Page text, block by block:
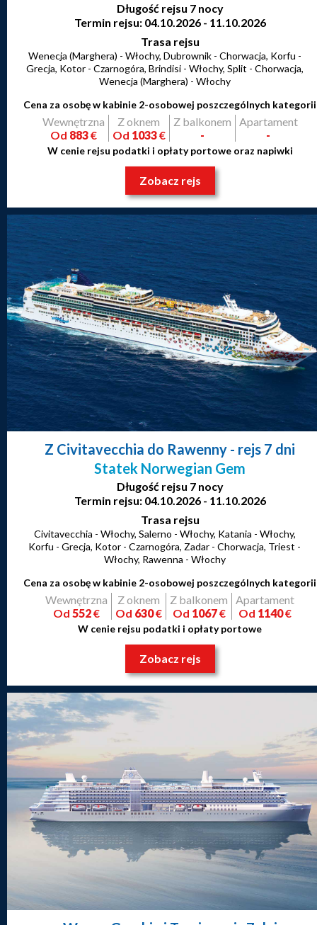
Długość rejsu 7 nocy
Termin rejsu: 04.10.2026 - 11.10.2026
Trasa rejsu
Wenecja (Marghera) - Włochy, Dubrownik - Chorwacja, Korfu -
Grecja, Kotor - Czarnogóra, Brindisi - Włochy, Split - Chorwacja,
Wenecja (Marghera) - Włochy
Cena za osobę w kabinie 2-osobowej poszczególnych kategorii
Wewnętrzna
Od 883€
Z oknem
Od 1033€
Z balkonem
-
Apartament
-
W cenie rejsu podatki i opłaty portowe oraz napiwki
Zobacz rejs
Z Civitavecchia do Rawenny - rejs 7 dni
Statek Norwegian Gem
Długość rejsu 7 nocy
Termin rejsu: 04.10.2026 - 11.10.2026
Trasa rejsu
Civitavecchia - Włochy, Salerno - Włochy, Katania - Włochy,
Korfu - Grecja, Kotor - Czarnogóra, Zadar - Chorwacja, Triest -
Włochy, Rawenna - Włochy
Cena za osobę w kabinie 2-osobowej poszczególnych kategorii
Wewnętrzna
Od 552€
Z oknem
Od 630€
Z balkonem
Od 1067€
Apartament
Od 1140€
W cenie rejsu podatki i opłaty portowe
Zobacz rejs